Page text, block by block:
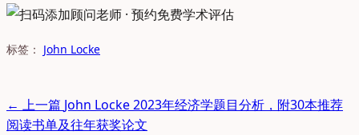
标签： John Locke
← 上一篇 John Locke 2023年经济学题目分析，附30本推荐
阅读书单及往年获奖论文